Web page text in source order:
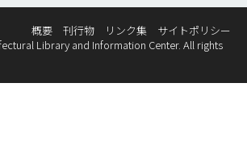
概要 刊行物 リンク集
サイトポリシー
Library and Information Center. All rights